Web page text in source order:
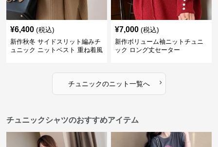
¥6,400 (税込)
新作秋冬 サイドスリット編みチ
ュニック ニットベスト 重ね着風
¥7,000 (税込)
新作ボリューム袖ニットチュニ
ック ロング丈セーター
チュニックのニット一覧へ ›
チュニックシャツのおすすめアイテム